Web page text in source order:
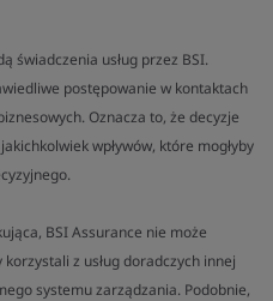
świadczenia usług przez BSI.
postępowanie w kontaktach
Oznacza to, że decyzje
wpływów, które mogłyby
BSI Assurance nie może
z usług doradczych innej
systemu zarządzania. Podobnie,